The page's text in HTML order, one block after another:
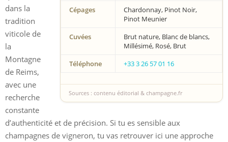
Cépages
Chardonnay, Pinot Noir,
Pinot Meunier
Cuvées
Brut nature, Blanc de blancs,
Millésimé, Rosé, Brut
Téléphone
+33 3 26 57 01 16
Sources : contenu éditorial & champagne.fr
dans la
tradition
viticole de
la
Montagne
de Reims,
avec une
recherche
constante
d’authenticité et de précision. Si tu es sensible aux
champagnes de vigneron, tu vas retrouver ici une approche